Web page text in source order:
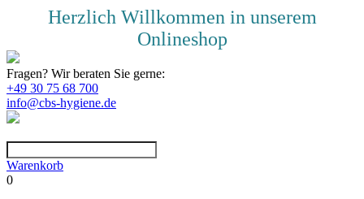
Herzlich Willkommen in unserem
Onlineshop
Fragen? Wir beraten Sie gerne:
+49 30 75 68 700
info@cbs-hygiene.de
Warenkorb
0